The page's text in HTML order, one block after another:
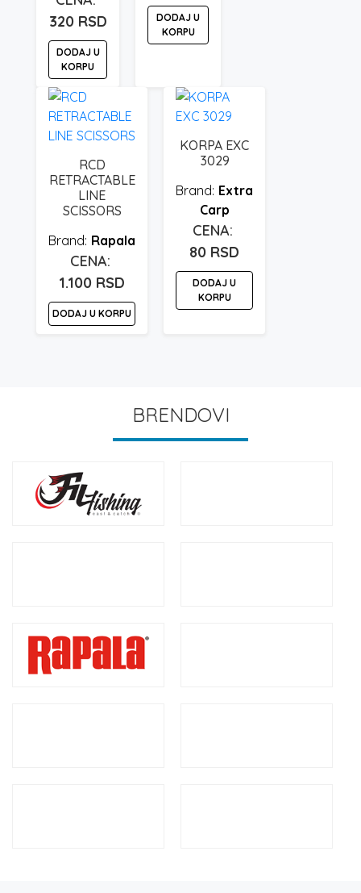
proizvoda.
320 RSD
DODAJ U
KORPU
DODAJ U
KORPU
RCD
RETRACTABLE
LINE
SCISSORS
Rapala
1.100 RSD
DODAJ U KORPU
KORPA EXC
3029
Extra
Carp
80 RSD
DODAJ U
KORPU
BRENDOVI